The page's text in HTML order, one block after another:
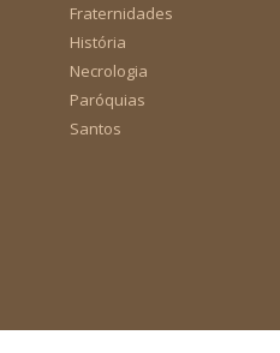
Fraternidades
História
Necrologia
Paróquias
Santos